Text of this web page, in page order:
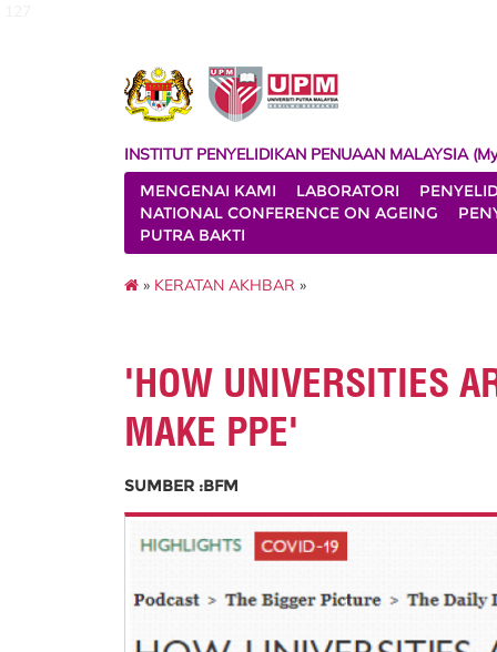
INSTITUT PENYELIDIKAN PENUAAN MALAYSIA
MENGENAI KAMI
LABORATORI
NATIONAL CONFERENCE ON AGEING
PUTRA BAKTI
» KERATAN AKHBAR »
'HOW UNIVERSITIES
MAKE PPE'
SUMBER :BFM